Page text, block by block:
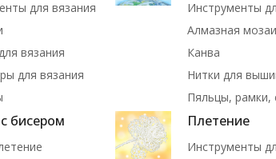
для вязания
вязания
для вязания
Инструменты
Алмазная
Канва
Нитки для
Пяльцы, рамки,
бисером Плетение
Инструменты